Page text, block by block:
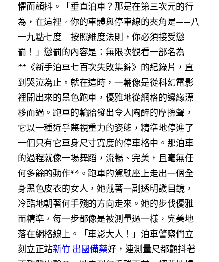
懼而顫抖。「垂直泊車？那是在第三次元的行
為，在這裡，你的車體與停車線的夾角是——八
十九點七度！按照維度法則，你必須接受懲
罰！」懲罰的內容是：無限次觀看一部名為
**《新手泊車七百次失敗集錦》的紀錄片，直
到哭泣為止。就在這時，一輛像是從科幻電影
裡開出來的黑色跑車，優雅地從網格的邊緣漂
移而過。跑車的輪胎發出令人陶醉的摩擦聲，
它以一種近乎蔑視重力的姿態，精準地停進了
一個只有它車身尺寸寬度的停車格中。那泊車
的過程就像一場舞蹈，流暢、完美，且毫無任
何多餘的動作**。跑車的駕駛座上走出一個全
身黑色皮衣的女人，她戴著一副透明護目鏡，
冷酷地朝著何手殘的方向走來。她的步伐優雅
而精準，每一步都像是被測量過一樣，完美地
落在網格線上。「車影大人！」泊車警察們立
刻立正站新竹 出國備藥好，連測量尺都顫抖著